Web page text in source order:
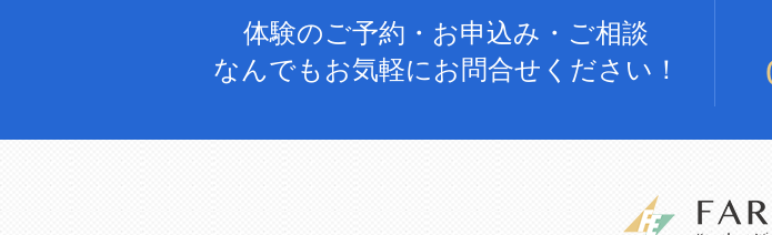
体験のご予約・お申込み・ご相談
なんでもお気軽にお問合せください！